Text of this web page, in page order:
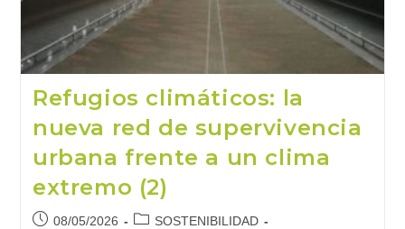
Refugios climáticos: la
nueva red de supervivencia
urbana frente a un clima
extremo (2)
Publicación
08/05/2026
Categoría
SOSTENIBILIDAD